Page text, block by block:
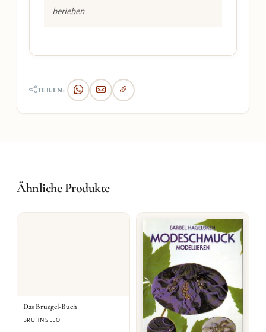
berieben
TEILEN:
Ähnliche Produkte
Das Bruegel-Buch
BRUHNS LEO